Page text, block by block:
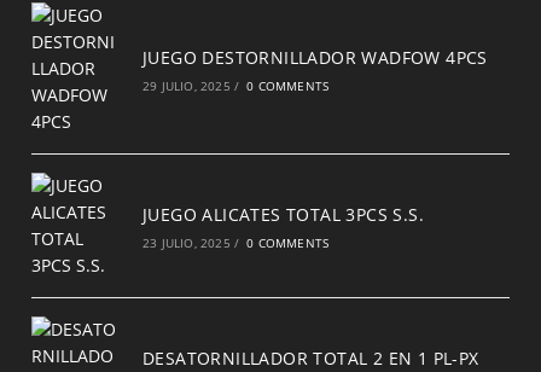
JUEGO DESTORNILLADOR WADFOW 4PCS
29 JULIO, 2025 / 0 COMMENTS
JUEGO ALICATES TOTAL 3PCS S.S.
23 JULIO, 2025 / 0 COMMENTS
DESATORNILLADOR TOTAL 2 EN 1 PL-PX